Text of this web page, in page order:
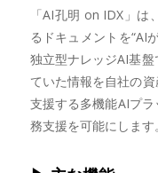
「AI孔明 on IDX」
るドキュメントを“AI
独立型ナレッジAI基
ていた情報を自社の
支援する多機能AIプ
務支援を可能にします。